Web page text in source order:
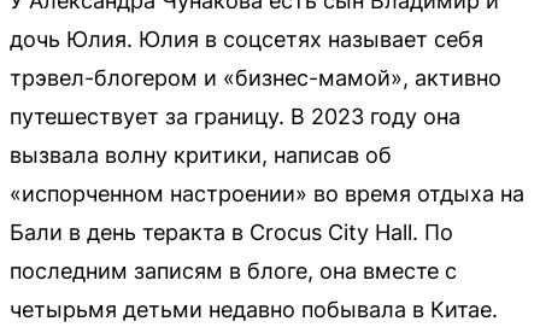
дочь Юлия. Юлия в соцсетях называет себя
трэвел-блогером и «бизнес-мамой», активно
путешествует за границу. В 2023 году она
вызвала волну критики, написав об
«испорченном настроении» во время отдыха на
Бали в день теракта в Crocus City Hall. По
последним записям в блоге, она вместе с
четырьмя детьми недавно побывала в Китае.